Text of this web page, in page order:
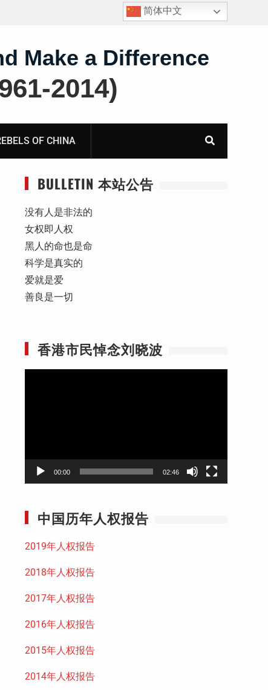
四川人权捍卫者陈云飞甘肃旅游遭行政拘留
简体中文
Make a Difference
2014)
OF CHINA
BULLETIN 本站公告
没有人是非法的
女权即人权
黑人的命也是命
科学是真实的
爱就是爱
善良是一切
香港市民悼念刘晓波
00:00 02:46
中国历年人权报告
2019年人权报告
2018年人权报告
2017年人权报告
2016年人权报告
2015年人权报告
2014年人权报告